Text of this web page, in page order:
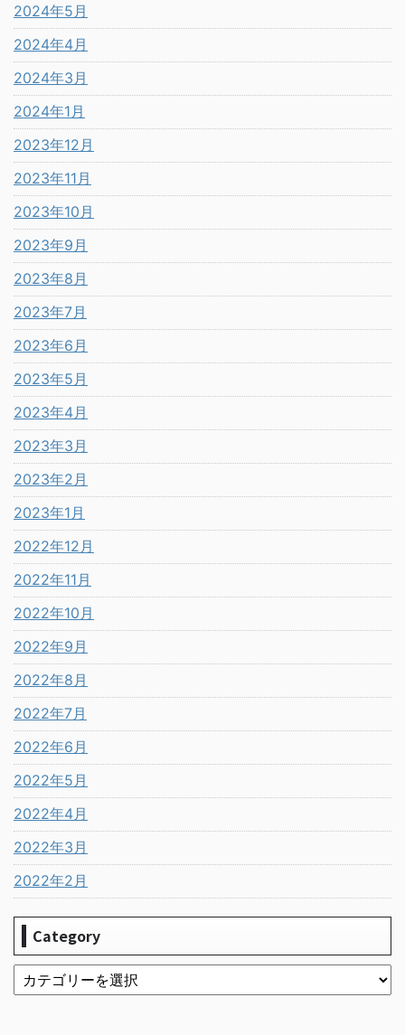
2024年5月
2024年4月
2024年3月
2024年1月
2023年12月
2023年11月
2023年10月
2023年9月
2023年8月
2023年7月
2023年6月
2023年5月
2023年4月
2023年3月
2023年2月
2023年1月
2022年12月
2022年11月
2022年10月
2022年9月
2022年8月
2022年7月
2022年6月
2022年5月
2022年4月
2022年3月
2022年2月
Category